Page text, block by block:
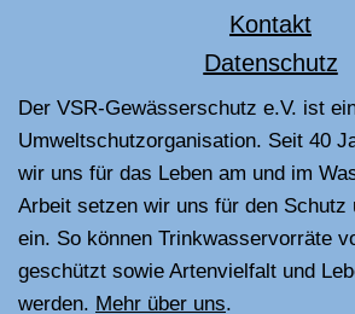
Kontakt
Datenschutz
Der VSR-Gewässerschutz e.V. ist
Umweltschutzorganisation. Seit 40
wir uns für das Leben am und im
Arbeit setzen wir uns für den Schutz
ein. So können Trinkwasservorräte
geschützt sowie Artenvielfalt und
werden. Mehr über uns.